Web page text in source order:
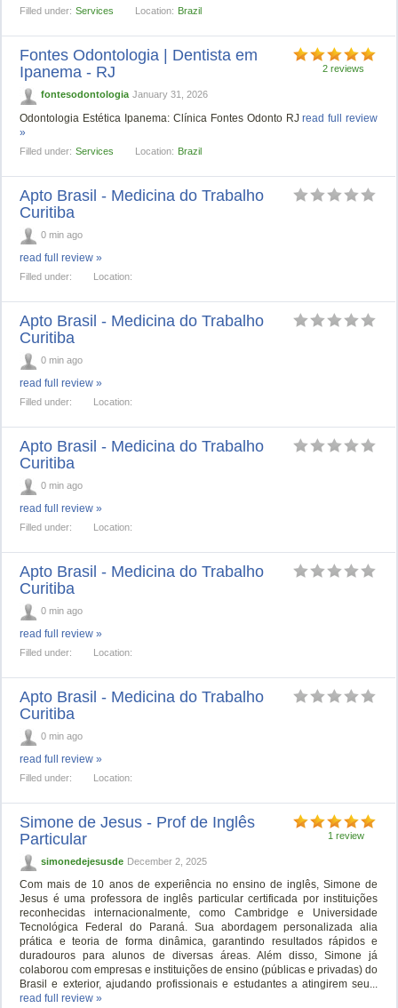
Filled under: Services Location: Brazil
2 reviews
Fontes Odontologia | Dentista em
Ipanema - RJ
fontesodontologia January 31, 2026
Odontologia Estética Ipanema: Clínica Fontes Odonto RJread full review
»
Filled under: Services Location: Brazil
Apto Brasil - Medicina do Trabalho
Curitiba
0 min ago
read full review »
Filled under: Location:
Apto Brasil - Medicina do Trabalho
Curitiba
0 min ago
read full review »
Filled under: Location:
Apto Brasil - Medicina do Trabalho
Curitiba
0 min ago
read full review »
Filled under: Location:
Apto Brasil - Medicina do Trabalho
Curitiba
0 min ago
read full review »
Filled under: Location:
Apto Brasil - Medicina do Trabalho
Curitiba
0 min ago
read full review »
Filled under: Location:
1 review
Simone de Jesus - Prof de Inglês
Particular
simonedejesusde December 2, 2025
Com mais de 10 anos de experiência no ensino de inglês, Simone de
Jesus é uma professora de inglês particular certificada por instituições
reconhecidas internacionalmente, como Cambridge e Universidade
Tecnológica Federal do Paraná. Sua abordagem personalizada alia
prática e teoria de forma dinâmica, garantindo resultados rápidos e
duradouros para alunos de diversas áreas. Além disso, Simone já
colaborou com empresas e instituições de ensino (públicas e privadas) do
Brasil e exterior, ajudando profissionais e estudantes a atingirem seu...
read full review »